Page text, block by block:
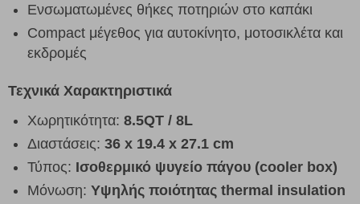
Ενσωματωμένες θήκες ποτηριών στο καπάκι
Compact μέγεθος για αυτοκίνητο, μοτοσικλέτα και
εκδρομές
Τεχνικά Χαρακτηριστικά
Χωρητικότητα: 8.5QT / 8L
Διαστάσεις: 36 x 19.4 x 27.1 cm
Τύπος: Ισοθερμικό ψυγείο πάγου (cooler box)
Μόνωση: Υψηλής ποιότητας thermal insulation